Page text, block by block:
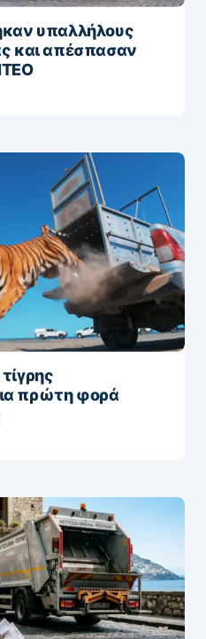
υπαλλήλους
και απέσπασαν
πρώτη φορά